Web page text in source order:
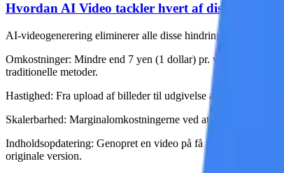
Hvordan AI Video tackler hvert af disse
AI-videogenerering eliminerer alle disse hindringer.
Omkostninger: Mindre end 7 yen (1 dollar) pr. video. Et
traditionelle metoder.
Hastighed: Fra upload af billeder til udgivelse af færdige
Skalerbarhed: Marginalomkostningerne ved at tilføje hver
Indholdsopdatering: Genopret en video på få minutter med
originale version.